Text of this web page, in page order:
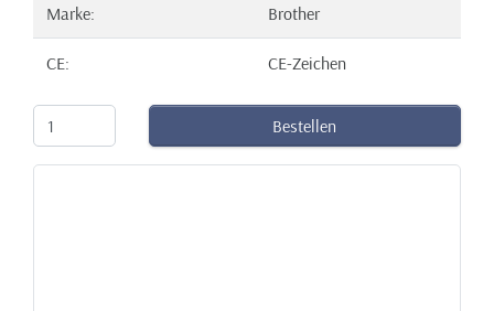
Marke: Brother
CE: CE-Zeichen
Bestellen